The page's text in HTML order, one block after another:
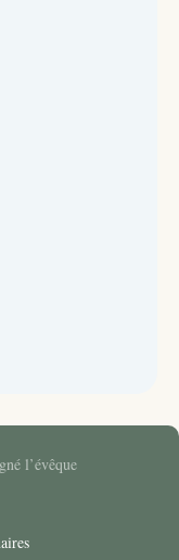
l’évêque